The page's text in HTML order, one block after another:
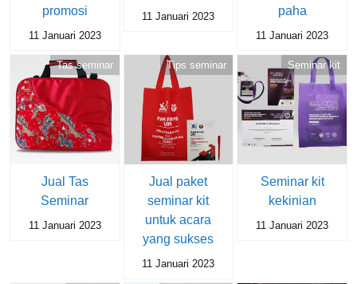
promosi
11 Januari 2023
11 Januari 2023
paha
11 Januari 2023
Tas seminar
Jual Tas
Seminar
11 Januari 2023
Tips seminar
Jual paket
seminar kit
untuk acara
yang sukses
11 Januari 2023
Seminar kit
Seminar kit
kekinian
11 Januari 2023